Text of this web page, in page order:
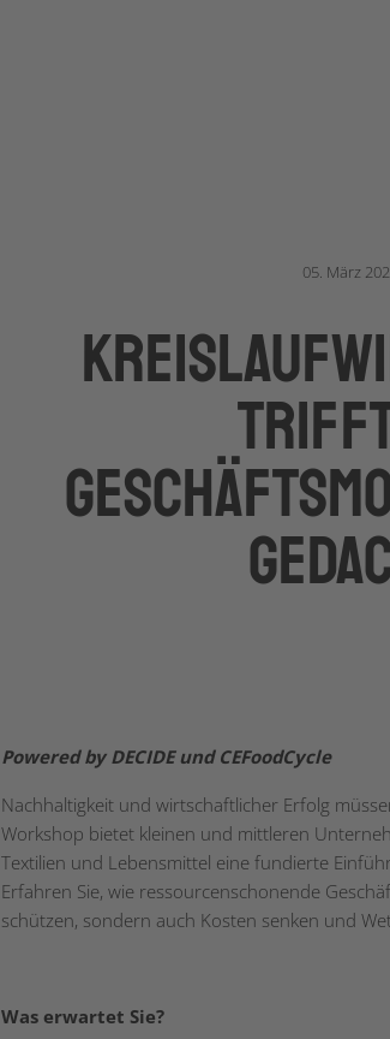
05. März
trifft
Powered by DECIDE und CEFoodCycle
Nachhaltigkeit und wirtschaftlicher Erfolg
Workshop bietet kleinen und mittleren
Textilien und Lebensmittel eine fundierte
Erfahren Sie, wie ressourcenschonende
schützen, sondern auch Kosten senken und
Was erwartet Sie?